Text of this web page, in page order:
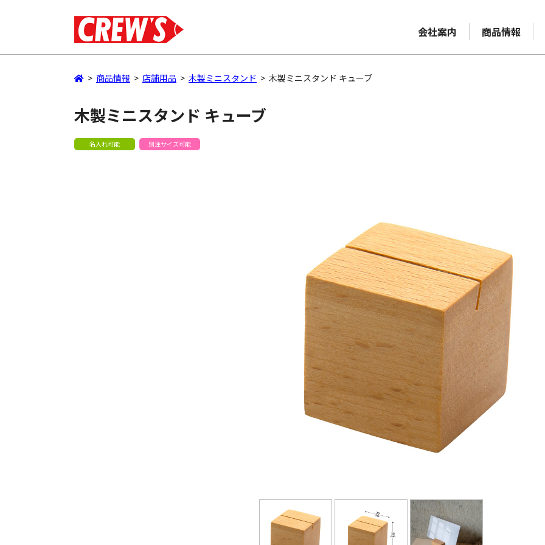
会社案内 商品情報
> 商品情報 > 店舗用品 > 木製ミニスタンド > 木製ミニスタンド キューブ
木製ミニスタンド キューブ
名入れ可能 別注サイズ可能